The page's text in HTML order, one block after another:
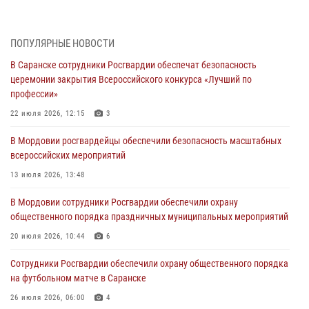
нанесение побоев
03 августа 2026, 08:58
Сотрудники Росгвардии обеспечили безопасность празднования 98-
03 августа 2026, 08:32
В Мордовии отметили День ВДВ: нарушений правопорядка не
03 августа 2026, 07:40
В Мордовии подведены итоги работы подразделений лицензионно-
02 августа 2026, 06:31
ПОПУЛЯРНЫЕ НОВОСТИ
В Саранске сотрудники Росгвардии обеспечат безопасность
церемонии закрытия Всероссийского конкурса «Лучший по
профессии»
22 июля 2026, 12:15 3
В Мордовии росгвардейцы обеспечили безопасность масштабных
всероссийских мероприятий
13 июля 2026, 13:48
В Мордовии сотрудники Росгвардии обеспечили охрану
общественного порядка праздничных муниципальных мероприятий
20 июля 2026, 10:44 6
Сотрудники Росгвардии обеспечили охрану общественного порядка
на футбольном матче в Саранске
26 июля 2026, 06:00 4